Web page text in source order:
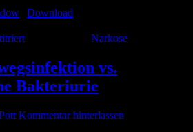
Download
Narkose
vs.
Bakteriurie
Kommentar hinterlassen